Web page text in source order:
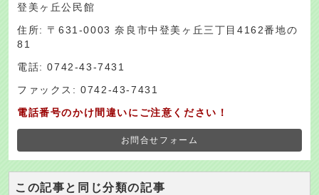
登美ヶ丘公民館
住所: 〒631-0003 奈良市中登美ヶ丘三丁目4162番地の
81
電話: 0742-43-7431
ファックス: 0742-43-7431
電話番号のかけ間違いにご注意ください！
お問合せフォーム
この記事と同じ分類の記事